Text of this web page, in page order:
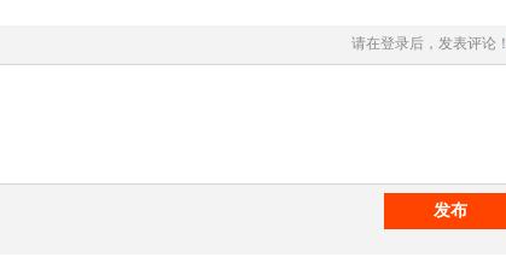
请在登录后，发表评论！
发布